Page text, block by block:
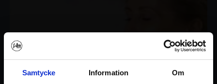
Samtycke Information Om